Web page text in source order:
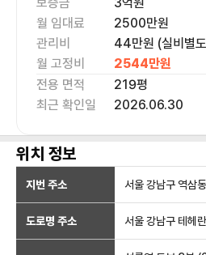
월 임대료
2500만원
관리비
44만원 (실비별
월 고정비
2544만원
전용 면적
219평
최근 확인일
2026.06.30
위치 정보
지번 주소 서울 강남구 역
도로명 주소 서울 강남구 테헤